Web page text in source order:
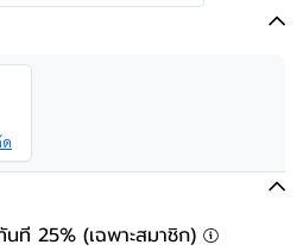
ด
ที 25% (เฉพาะสมาชิก)